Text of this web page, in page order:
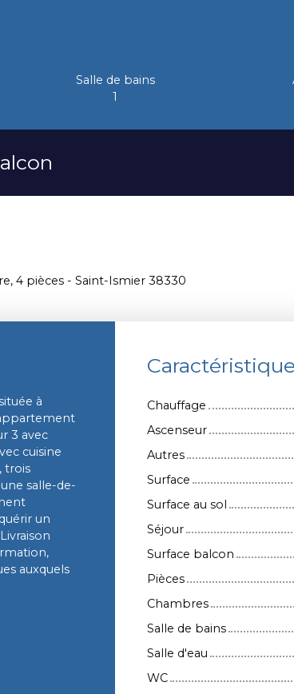
Salle de bains
1
4 pièces - Saint-Ismier 38330
à
3 avec
cuisine
trois
salle-de-
un
auxquels
Chauffage
Ascenseur
Autres
Surface
Surface au sol
Séjour
Surface balcon
Pièces
Chambres
Salle de bains
Salle d'eau
WC